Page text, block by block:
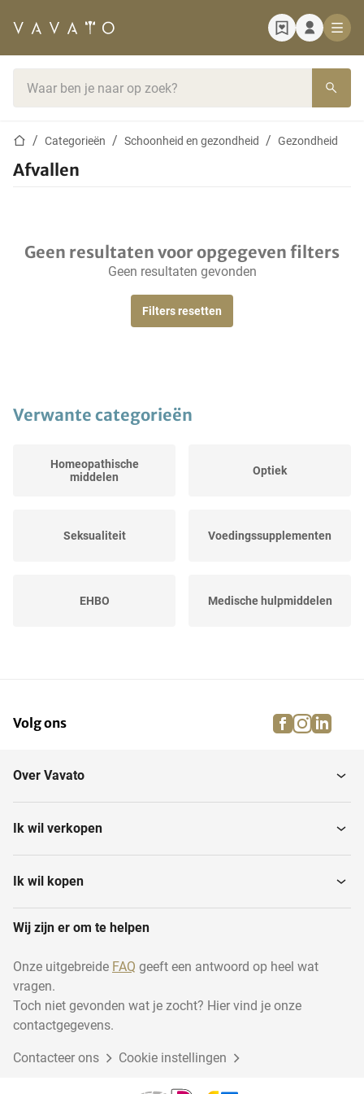
StartpaginaCategorieën Schoonheid en gezondheid Gezondheid
Afvallen
Geen resultaten voor opgegeven filters
Geen resultaten gevonden
Filters resetten
Verwante categorieën
Homeopathische
middelen
Optiek
Seksualiteit Voedingssupplementen
EHBO Medische hulpmiddelen
Volg ons facebook
Over Vavato
Ik wil verkopen
Ik wil kopen
Wij zijn er om te helpen
Onze uitgebreide FAQ geeft een antwoord op heel wat
vragen.
Toch niet gevonden wat je zocht? Hier vind je onze
contactgegevens.
Contacteer ons Cookie instellingen